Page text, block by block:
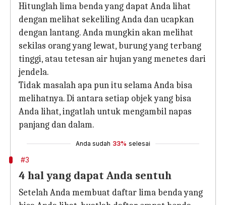
Hitunglah lima benda yang dapat Anda lihat
dengan melihat sekeliling Anda dan ucapkan
dengan lantang. Anda mungkin akan melihat
sekilas orang yang lewat, burung yang terbang
tinggi, atau tetesan air hujan yang menetes dari
jendela.
Tidak masalah apa pun itu selama Anda bisa
melihatnya. Di antara setiap objek yang bisa
Anda lihat, ingatlah untuk mengambil napas
panjang dan dalam.
Anda sudah 33% selesai
#3
4 hal yang dapat Anda sentuh
Setelah Anda membuat daftar lima benda yang